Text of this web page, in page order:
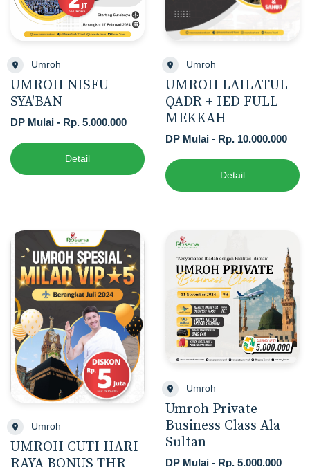
Umroh
UMROH NISFU
SYA'BAN
DP Mulai - Rp. 5.000.000
Detail
Umroh
UMROH LAILATUL
QADR + IED FULL
MEKKAH
DP Mulai - Rp. 10.000.000
Detail
Umroh
UMROH CUTI HARI
Umroh
Umroh Private
Business Class Ala
Sultan
DP Mulai - Rp. 5.000.000